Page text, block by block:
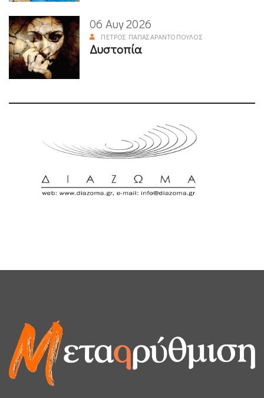
06 Αυγ 2026
ΠΈΤΡΟΣ ΠΑΠΑΣΑΡΑΝΤΌΠΟΥΛΟΣ
Δυστοπία